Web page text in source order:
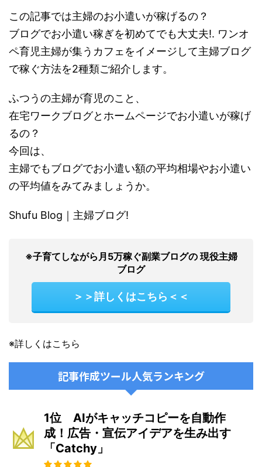
この記事では主婦のお小遣いが稼げるの？
ブログでお小遣い稼ぎを初めてでも大丈夫!. ワンオ
ペ育児主婦が集うカフェをイメージして主婦ブログ
で稼ぐ方法を2種類ご紹介します。
ふつうの主婦が育児のこと、
在宅ワークブログとホームページでお小遣いが稼げ
るの？
今回は、
主婦でもブログでお小遣い額の平均相場やお小遣い
の平均値をみてみましょうか。
Shufu Blog｜主婦ブログ!
※子育てしながら月5万稼ぐ副業ブログの 現役主婦
ブログ
＞＞詳しくはこちら＜＜
※詳しくはこちら
記事作成ツール人気ランキング
1位 AIがキャッチコピーを自動作
成！広告・宣伝アイデアを生み出す
「Catchy」